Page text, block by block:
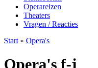
Operareizen
Theaters
Vragen / Reacties
Start » Opera's
Opera's f-j